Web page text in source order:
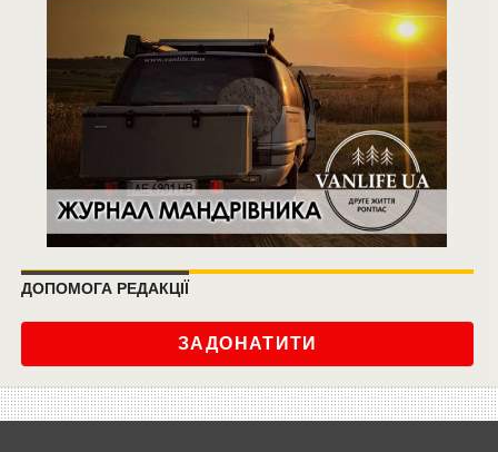
ДОПОМОГА РЕДАКЦІЇ
ЗАДОНАТИТИ